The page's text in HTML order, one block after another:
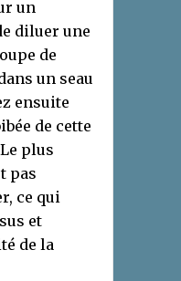
un
diluer une
de
un seau
ensuite
de cette
plus
pas
ce qui
et
de la